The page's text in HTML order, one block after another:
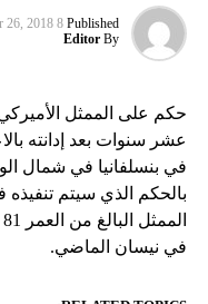
Published
8 years ago
26, 2018
By
Editor
حكم على الممثل
عشر سنوات بعد إدانته
في بنسلفانيا في شمال
بالحكم الذي سيتم
في نيسان الماضي.